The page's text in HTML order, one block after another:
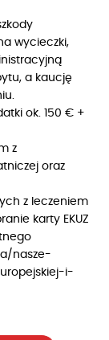
wycieczki,
a kaucję
ok. 150 € +
z
oraz
z leczeniem
karty EKUZ
nasze-
i-